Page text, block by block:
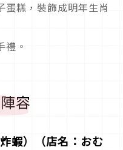
蛋糕，裝飾成明年生肖
禮。
容
蝦）（店名：おむ